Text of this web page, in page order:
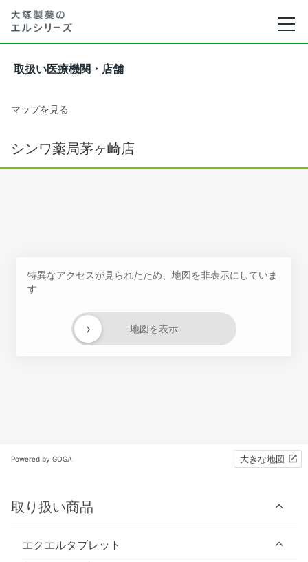
取扱い医療機関・店舗
マップを見る
シンワ薬局茅ヶ崎店
特異なアクセスが見られたため、地図を非表示にしていま
す
地図を表示
›
Powered by GOGA 大きな地図
取り扱い商品
エクエルタブレット